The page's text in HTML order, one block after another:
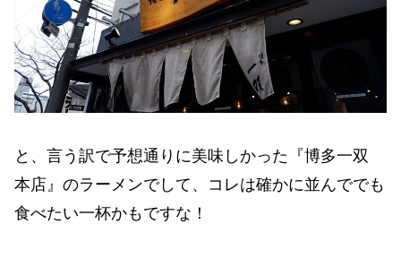
と、言う訳で予想通りに美味しかった『博多一双
本店』のラーメンでして、コレは確かに並んででも
食べたい一杯かもですな！